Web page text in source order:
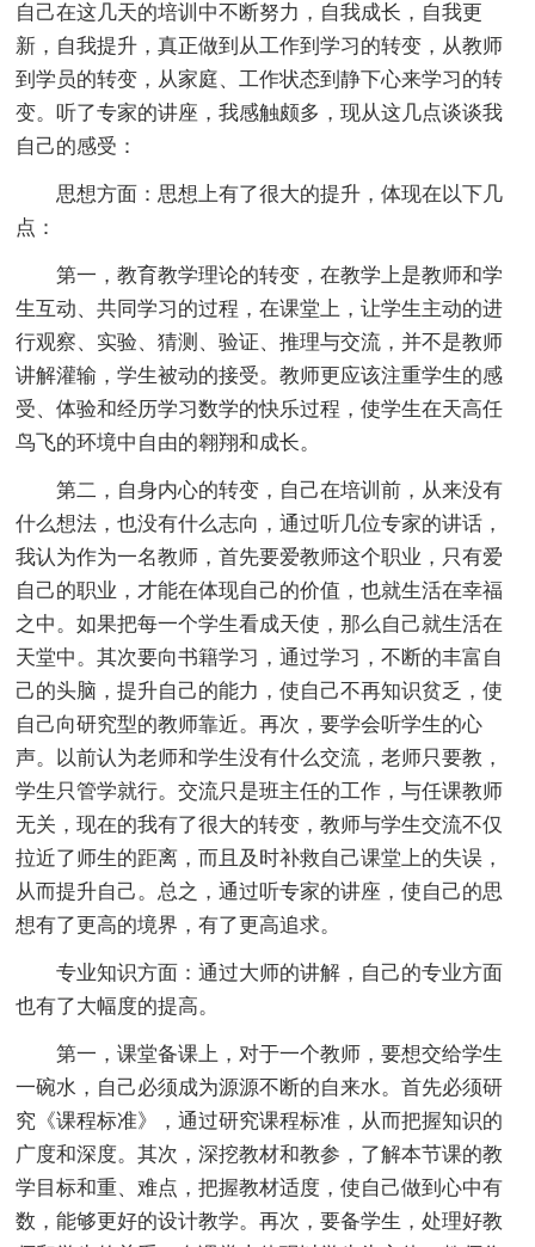
自己在这几天的培训中不断努力，自我成长，自我更
新，自我提升，真正做到从工作到学习的转变，从教师
到学员的转变，从家庭、工作状态到静下心来学习的转
变。听了专家的讲座，我感触颇多，现从这几点谈谈我
自己的感受：
思想方面：思想上有了很大的提升，体现在以下几
点：
第一，教育教学理论的转变，在教学上是教师和学
生互动、共同学习的过程，在课堂上，让学生主动的进
行观察、实验、猜测、验证、推理与交流，并不是教师
讲解灌输，学生被动的接受。教师更应该注重学生的感
受、体验和经历学习数学的快乐过程，使学生在天高任
鸟飞的环境中自由的翱翔和成长。
第二，自身内心的转变，自己在培训前，从来没有
什么想法，也没有什么志向，通过听几位专家的讲话，
我认为作为一名教师，首先要爱教师这个职业，只有爱
自己的职业，才能在体现自己的价值，也就生活在幸福
之中。如果把每一个学生看成天使，那么自己就生活在
天堂中。其次要向书籍学习，通过学习，不断的丰富自
己的头脑，提升自己的能力，使自己不再知识贫乏，使
自己向研究型的教师靠近。再次，要学会听学生的心
声。以前认为老师和学生没有什么交流，老师只要教，
学生只管学就行。交流只是班主任的工作，与任课教师
无关，现在的我有了很大的转变，教师与学生交流不仅
拉近了师生的距离，而且及时补救自己课堂上的失误，
从而提升自己。总之，通过听专家的讲座，使自己的思
想有了更高的境界，有了更高追求。
专业知识方面：通过大师的讲解，自己的专业方面
也有了大幅度的提高。
第一，课堂备课上，对于一个教师，要想交给学生
一碗水，自己必须成为源源不断的自来水。首先必须研
究《课程标准》，通过研究课程标准，从而把握知识的
广度和深度。其次，深挖教材和教参，了解本节课的教
学目标和重、难点，把握教材适度，使自己做到心中有
数，能够更好的设计教学。再次，要备学生，处理好教